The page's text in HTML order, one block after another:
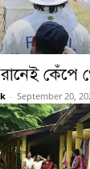
কেঁপে
- September 20,